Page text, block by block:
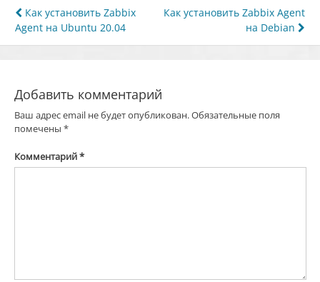
Навигация
по
Как установить Zabbix
Agent на Ubuntu 20.04
Как установить Zabbix Agent
на Debian
Добавить комментарий
Ваш адрес email не будет опубликован.Обязательные поля
помечены *
Комментарий*